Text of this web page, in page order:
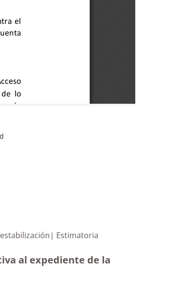
de estabilización| Estimatoria
al expediente de la